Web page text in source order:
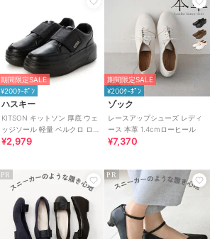
期間限定SALE
¥200ｸｰﾎﾟﾝ
ハスキー
KITSON キットソン 厚底 ウェ
ッジソール 軽量 ベルクロ ロー
カットスリッポン スニーカー
¥2,979
期間限定SALE
¥200ｸｰﾎﾟﾝ
ゾック
レースアップシューズ レディ
ース 本革 1.4cmローヒール
¥7,370
PR PR